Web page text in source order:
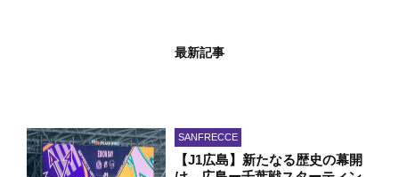
最新記事
SANFRECCE
【J1広島】新たなる歴史の幕開